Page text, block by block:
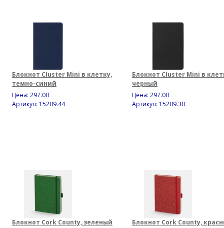
Блокнот Cluster Mini в клетку,
темно-синий
Цена: 297.00
Артикул: 15209.44
Блокнот Cluster Mini в
черный
Цена: 297.00
Артикул: 15209.30
Блокнот Cork County, зеленый
Блокнот Cork County,